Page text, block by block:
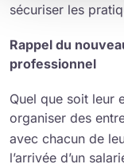
sécuriser les
Rappel du
professionnel
Quel que soit leur
organiser des
avec chacun de
l’arrivée d’un